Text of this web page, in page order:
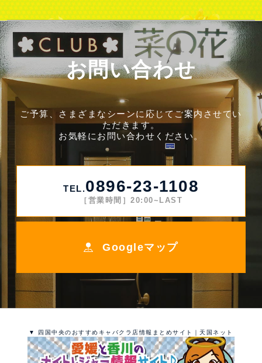
お問い合わせ
ご予算、さまざまなシーンに応じてご案内させてい
ただきます。
お気軽にお問い合わせください。
TEL.0896-23-1108
［営業時間］20:00~LAST
Googleマップ
▼ 四国中央のおすすめキャバクラ店情報まとめサイト｜天国ネット